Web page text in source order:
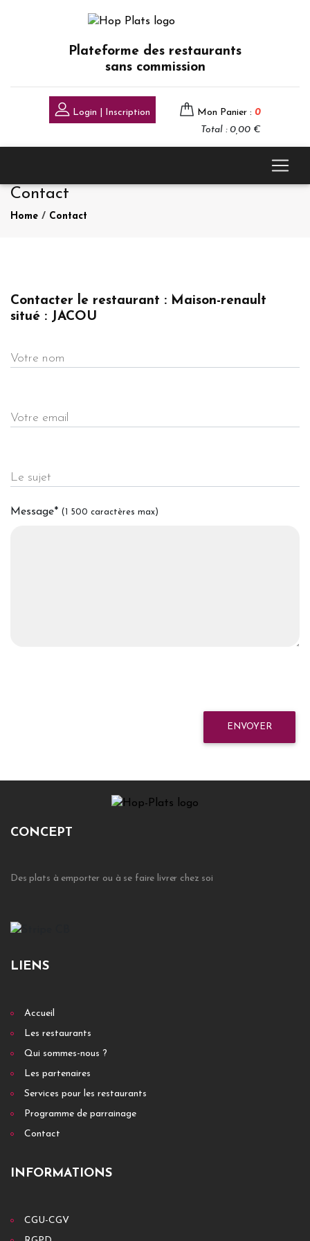
Plateforme des restaurants
sans commission
Login | Inscription Mon Panier : 0
Total : 0,00 €
Contact
Home / Contact
Contacter le restaurant : Maison-renault
situé : JACOU
Votre nom
Votre email
Le sujet
Message* (1 500 caractères max)
ENVOYER
CONCEPT
Des plats à emporter ou à se faire livrer chez soi
LIENS
Accueil
Les restaurants
Qui sommes-nous ?
Les partenaires
Services pour les restaurants
Programme de parrainage
Contact
INFORMATIONS
CGU-CGV